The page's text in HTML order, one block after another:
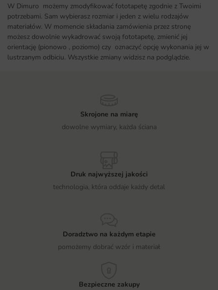
W Dimuro możemy zmodyfikować fototapetę zgodnie z Twoimi
potrzebami. Sam wybierasz rozmiar i jeden z wielu rodzajów
materiałów. W momencie składania zamówienia przez stronę
możesz dowolnie wykadrować swoją fototapetę, zmienić jej
orientację (pionowo , poziomo) czy oznaczyć opcję wykonania jej w
lustrzanym odbiciu. Wszystkie zmiany widzisz na podglądzie.
Skrojone na miarę
dowolne wymiary, każda ściana
Druk najwyższej jakości
technologia, która oddaje każdy detal
Doradztwo na każdym etapie
pomożemy dobrać wzór i materiał
Bezpieczne zakupy